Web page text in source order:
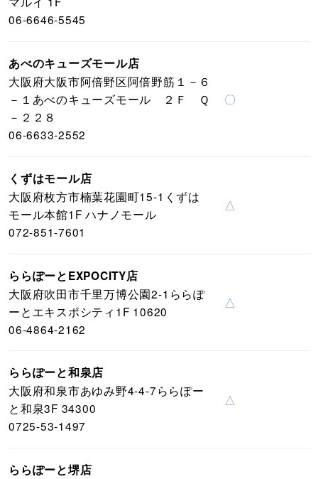
06-6646-5545
あべのキューズモール店
大阪府大阪市阿倍野区阿倍野筋１－６
－１あべのキューズモール ２Ｆ Ｑ
－２２８
06-6633-2552
〇
くずはモール店
大阪府枚方市楠葉花園町15-1くずは
モール本館1F ハナノモール
072-851-7601
△
ららぽーとEXPOCITY店
大阪府吹田市千里万博公園2-1ららぽ
ーとエキスポシティ1F 10620
06-4864-2162
△
ららぽーと和泉店
大阪府和泉市あゆみ野4-4-7ららぽー
と和泉3F 34300
0725-53-1497
△
ららぽーと堺店